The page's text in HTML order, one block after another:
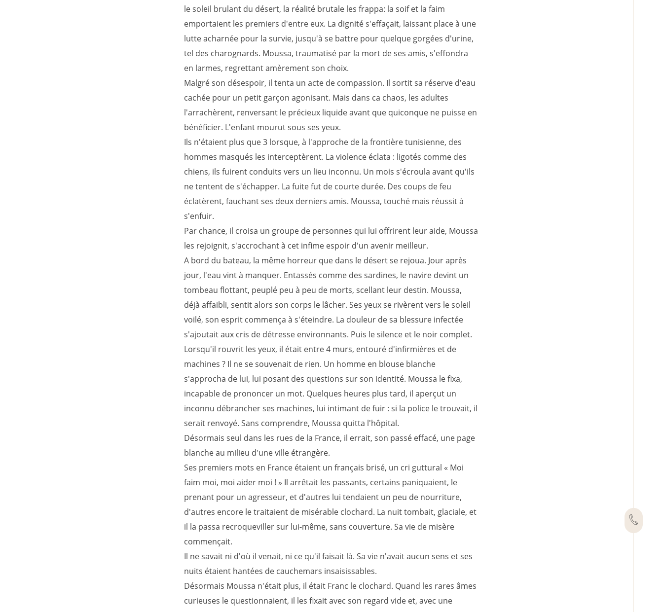
le soleil brulant du désert, la réalité brutale les frappa: la soif et la faim
emportaient les premiers d'entre eux. La dignité s'effaçait, laissant place à une
lutte acharnée pour la survie, jusqu'à se battre pour quelque gorgées d'urine,
tel des charognards. Moussa, traumatisé par la mort de ses amis, s'effondra
en larmes, regrettant amèrement son choix.
Malgré son désespoir, il tenta un acte de compassion. Il sortit sa réserve d'eau
cachée pour un petit garçon agonisant. Mais dans ca chaos, les adultes
l'arrachèrent, renversant le précieux liquide avant que quiconque ne puisse en
bénéficier. L'enfant mourut sous ses yeux.
Ils n'étaient plus que 3 lorsque, à l'approche de la frontière tunisienne, des
hommes masqués les interceptèrent. La violence éclata : ligotés comme des
chiens, ils fuirent conduits vers un lieu inconnu. Un mois s'écroula avant qu'ils
ne tentent de s'échapper. La fuite fut de courte durée. Des coups de feu
éclatèrent, fauchant ses deux derniers amis. Moussa, touché mais réussit à
s'enfuir.
Par chance, il croisa un groupe de personnes qui lui offrirent leur aide, Moussa
les rejoignit, s'accrochant à cet infime espoir d'un avenir meilleur.
A bord du bateau, la même horreur que dans le désert se rejoua. Jour après
jour, l'eau vint à manquer. Entassés comme des sardines, le navire devint un
tombeau flottant, peuplé peu à peu de morts, scellant leur destin. Moussa,
déjà affaibli, sentit alors son corps le lâcher. Ses yeux se rivèrent vers le soleil
voilé, son esprit commença à s'éteindre. La douleur de sa blessure infectée
s'ajoutait aux cris de détresse environnants. Puis le silence et le noir complet.
Lorsqu'il rouvrit les yeux, il était entre 4 murs, entouré d'infirmières et de
machines ? Il ne se souvenait de rien. Un homme en blouse blanche
s'approcha de lui, lui posant des questions sur son identité. Moussa le fixa,
incapable de prononcer un mot. Quelques heures plus tard, il aperçut un
inconnu débrancher ses machines, lui intimant de fuir : si la police le trouvait, il
serait renvoyé. Sans comprendre, Moussa quitta l'hôpital.
Désormais seul dans les rues de la France, il errait, son passé effacé, une page
blanche au milieu d'une ville étrangère.
Ses premiers mots en France étaient un français brisé, un cri guttural « Moi
faim moi, moi aider moi ! » Il arrêtait les passants, certains paniquaient, le
prenant pour un agresseur, et d'autres lui tendaient un peu de nourriture,
d'autres encore le traitaient de misérable clochard. La nuit tombait, glaciale, et
il la passa recroqueviller sur lui-même, sans couverture. Sa vie de misère
commençait.
Il ne savait ni d'où il venait, ni ce qu'il faisait là. Sa vie n'avait aucun sens et ses
nuits étaient hantées de cauchemars insaisissables.
Désormais Moussa n'était plus, il était Franc le clochard. Quand les rares âmes
curieuses le questionnaient, il les fixait avec son regard vide et, avec une